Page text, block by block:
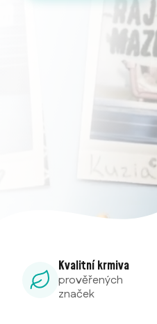
Kvalitní krmiva
prověřených
značek